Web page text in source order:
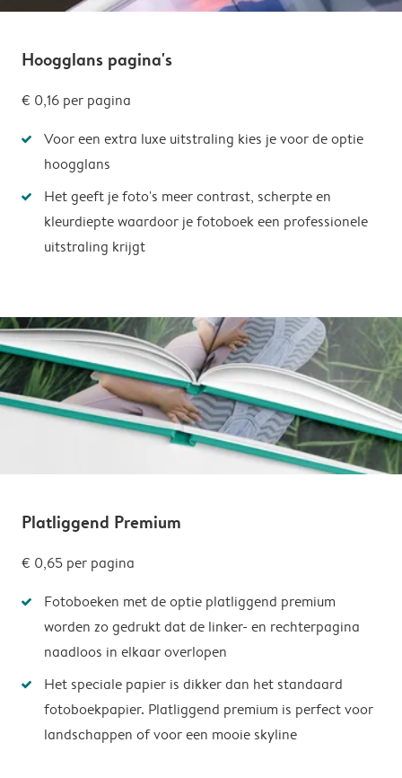
Hoogglans pagina's
€ 0,16 per pagina
Voor een extra luxe uitstraling kies je voor de optie
hoogglans
Het geeft je foto's meer contrast, scherpte en
kleurdiepte waardoor je fotoboek een professionele
uitstraling krijgt
Platliggend Premium
€ 0,65 per pagina
Fotoboeken met de optie platliggend premium
worden zo gedrukt dat de linker- en rechterpagina
naadloos in elkaar overlopen
Het speciale papier is dikker dan het standaard
fotoboekpapier. Platliggend premium is perfect voor
landschappen of voor een mooie skyline